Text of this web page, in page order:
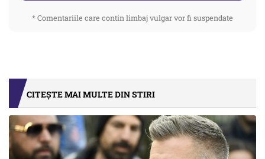
* Comentariile care contin limbaj vulgar vor fi suspendate
CITEȘTE MAI MULTE DIN STIRI